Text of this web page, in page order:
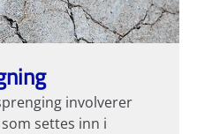
involverer
settes inn i